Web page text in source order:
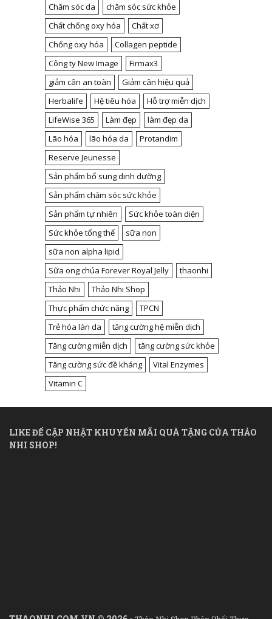
Chăm sóc da
chăm sóc sức khỏe
Chất chống oxy hóa
Chất xơ
Chống oxy hóa
Collagen peptide
Công ty New Image
Firmax3
giảm cân an toàn
Giảm cân hiệu quả
Herbalife
Hệ tiêu hóa
Hỗ trợ miễn dịch
LifeWise 365
Làm đẹp
làm đẹp da
Lão hóa
lão hóa da
Protandim
Reserve Jeunesse
Sản phẩm bổ sung dinh dưỡng
Sản phẩm chăm sóc sức khỏe
Sản phẩm tự nhiên
Sức khỏe toàn diện
Sức khỏe tổng thể
sữa non
sữa non alpha lipid
Sữa ong chúa Forever Royal Jelly
thaonhi
Thảo Nhi
Thảo Nhi Shop
Thực phẩm chức năng
TPCN
Trẻ hóa làn da
tăng cường hệ miễn dịch
Tăng cường miễn dịch
tăng cường sức khỏe
Tăng cường sức đề kháng
Vital Enzymes
Vitamin C
LIKE ĐỂ CẬP NHẬT KHUYẾN MÃI QUÀ TẶNG CỦA THẢO
NHI SHOP!